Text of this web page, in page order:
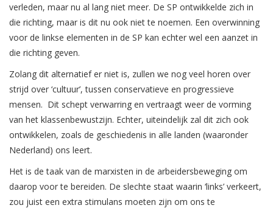
verleden, maar nu al lang niet meer. De SP ontwikkelde zich in
die richting, maar is dit nu ook niet te noemen. Een overwinning
voor de linkse elementen in de SP kan echter wel een aanzet in
die richting geven.
Zolang dit alternatief er niet is, zullen we nog veel horen over
strijd over ‘cultuur’, tussen conservatieve en progressieve
mensen. Dit schept verwarring en vertraagt weer de vorming
van het klassenbewustzijn. Echter, uiteindelijk zal dit zich ook
ontwikkelen, zoals de geschiedenis in alle landen (waaronder
Nederland) ons leert.
Het is de taak van de marxisten in de arbeidersbeweging om
daarop voor te bereiden. De slechte staat waarin ‘links’ verkeert,
zou juist een extra stimulans moeten zijn om ons te